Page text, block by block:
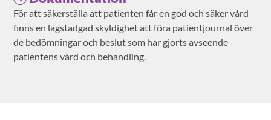
För att säkerställa att patienten får en god och säker vård
finns en lagstadgad skyldighet att föra patientjournal över
de bedömningar och beslut som har gjorts avseende
patientens vård och behandling.